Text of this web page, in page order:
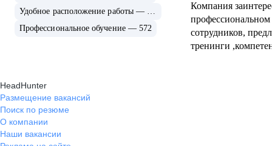
Удобное расположение работы — 588
Профессиональное обучение — 572
Компания
профессиональном
сотрудников,
тренинги
HeadHunter
Размещение вакансий
Поиск по резюме
О компании
Наши вакансии